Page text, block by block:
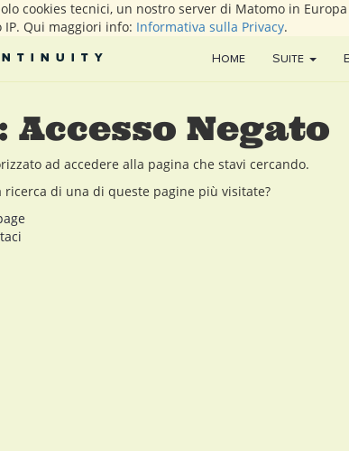
cookies tecnici, un nostro server di Matomo in
Qui maggiori info: Informativa sulla Privacy.
Home Suite
Accesso Negato
ad accedere alla pagina che stavi cercando.
ricerca di una di queste pagine più visitate?